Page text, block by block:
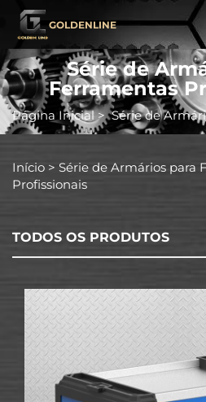
GOLDENLINE
Série de
Ferramentas
Página Inicial>Série de Armários
Início > Série de Armários para
Profissionais
TODOS OS PRODUTOS